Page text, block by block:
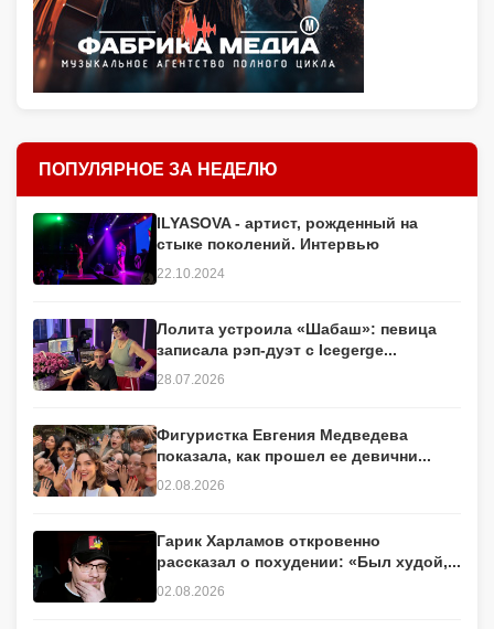
ПОПУЛЯРНОЕ ЗА НЕДЕЛЮ
ILYASOVA - артист, рожденный на
стыке поколений. Интервью
22.10.2024
Лолита устроила «Шабаш»: певица
записала рэп-дуэт с Icegerge...
28.07.2026
Фигуристка Евгения Медведева
показала, как прошел ее девични...
02.08.2026
Гарик Харламов откровенно
рассказал о похудении: «Был худой,...
02.08.2026